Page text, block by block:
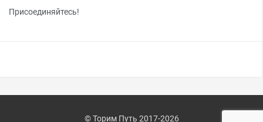
Присоединяйтесь!
© Торим Путь 2017-2026